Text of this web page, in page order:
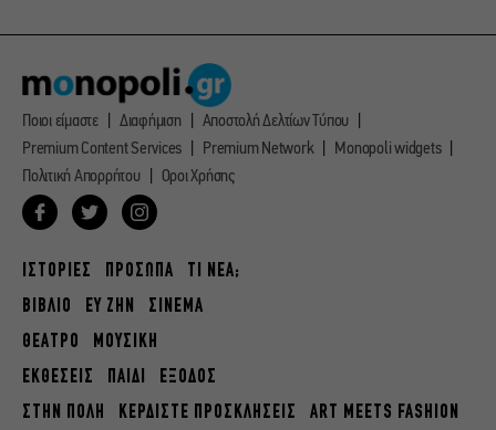
Ποιοι είμαστε Διαφήμιση
Αποστολή Δελτίων Τύπου
Premium Content Services
Premium Network
Monopoli widgets
Πολιτική Απορρήτου
Οροι Χρήσης
ΙΣΤΟΡΙΕΣ ΠΡΟΣΩΠΑ
ΤΙ ΝΕΑ;
ΒΙΒΛΙΟ
ΕΥ ΖΗΝ
ΣΙΝΕΜΑ
ΘΕΑΤΡΟ
ΜΟΥΣΙΚΗ
ΕΚΘΕΣΕΙΣ
ΠΑΙΔΙ
ΕΞΟΔΟΣ
ΣΤΗΝ ΠΟΛΗ
ΚΕΡΔΙΣΤΕ ΠΡΟΣΚΛΗΣΕΙΣ ART MEETS FASHION